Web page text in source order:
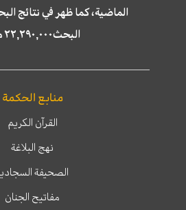
الماضية، كما ظهر في نتائج
البحث٢٢,٢٩٠,٠٠٠ مرّة.
منابع الحكمة
القرآن الكريم
نهج البلاغة
الصحيفة
مفاتيح الجنان